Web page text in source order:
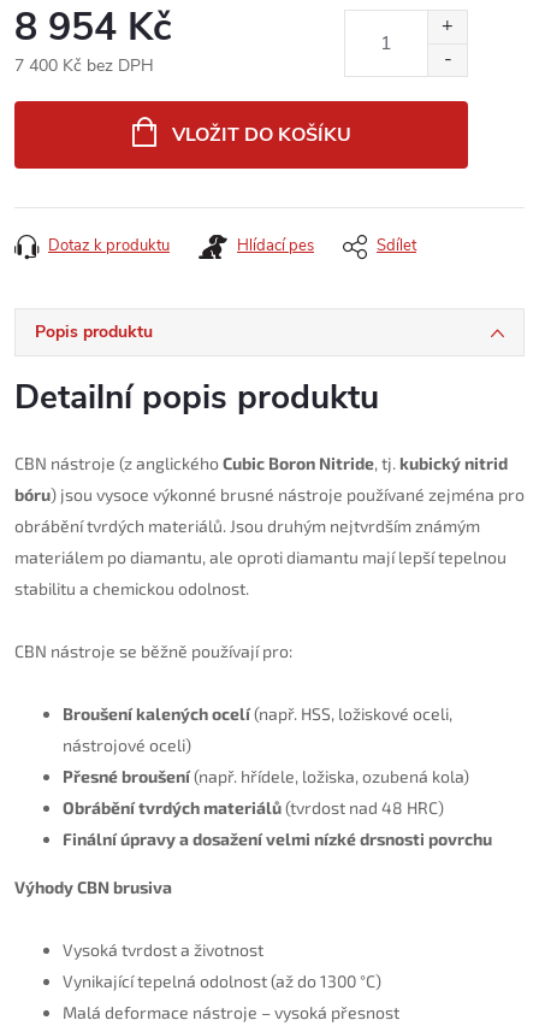
8 954 Kč
7 400 Kč bez DPH
VLOŽIT DO KOŠÍKU
Dotaz k produktu Hlídací pes Sdílet
Popis produktu
Detailní popis produktu
CBN nástroje (z anglickéhoCubic Boron Nitride, tj. kubický nitrid
bóru) jsou vysoce výkonné brusné nástroje používané zejména pro
obrábění tvrdých materiálů. Jsou druhým nejtvrdším známým
materiálem po diamantu, ale oproti diamantu mají lepší tepelnou
stabilitu a chemickou odolnost.
CBN nástroje se běžně používají pro:
Broušení kalených ocelí(např. HSS, ložiskové oceli,
nástrojové oceli)
Přesné broušení(např. hřídele, ložiska, ozubená kola)
Obrábění tvrdých materiálů(tvrdost nad 48 HRC)
Finální úpravy a dosažení velmi nízké drsnosti povrchu
Výhody CBN brusiva
Vysoká tvrdost a životnost
Vynikající tepelná odolnost (až do 1300 °C)
Malá deformace nástroje – vysoká přesnost